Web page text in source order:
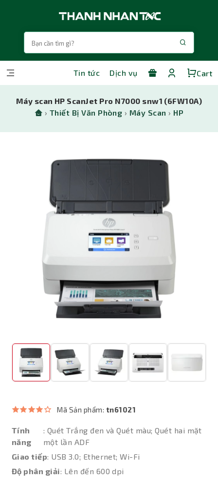
Tin tức Dịch vụ Cart
Máy scan HP ScanJet Pro N7000 snw1 (6FW10A)
› Thiết Bị Văn Phòng › Máy Scan › HP
Mã Sản phẩm: tn61021
Tính
năng
: Quét Trắng đen và Quét màu; Quét hai mặt
một lần ADF
Giao tiếp: USB 3.0; Ethernet; Wi-Fi
Độ phân giải: Lên đến 600 dpi